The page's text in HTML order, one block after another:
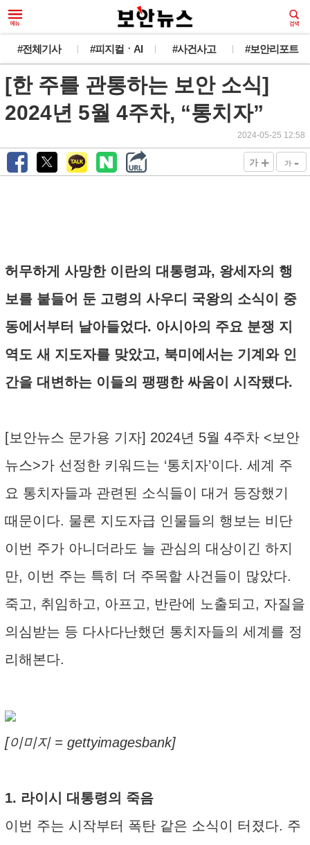
#전체기사 #피지컬ㆍAI #사건사고 #보안리포트
[한 주를 관통하는 보안 소식]
2024년 5월 4주차, “통치자”
2024-05-25 12:58
가 + 가 -
허무하게 사망한 이란의 대통령과, 왕세자의 행
보를 붙들어 둔 고령의 사우디 국왕의 소식이 중
동에서부터 날아들었다. 아시아의 주요 분쟁 지
역도 새 지도자를 맞았고, 북미에서는 기계와 인
간을 대변하는 이들의 팽팽한 싸움이 시작됐다.
[보안뉴스 문가용 기자] 2024년 5월 4주차 <보안
뉴스>가 선정한 키워드는 ‘통치자’이다. 세계 주
요 통치자들과 관련된 소식들이 대거 등장했기
때문이다. 물론 지도자급 인물들의 행보는 비단
이번 주가 아니더라도 늘 관심의 대상이긴 하지
만, 이번 주는 특히 더 주목할 사건들이 많았다.
죽고, 취임하고, 아프고, 반란에 노출되고, 자질을
의심받는 등 다사다난했던 통치자들의 세계를 정
리해본다.
[이미지 = gettyimagesbank]
1. 라이시 대통령의 죽음
이번 주는 시작부터 폭탄 같은 소식이 터졌다. 주